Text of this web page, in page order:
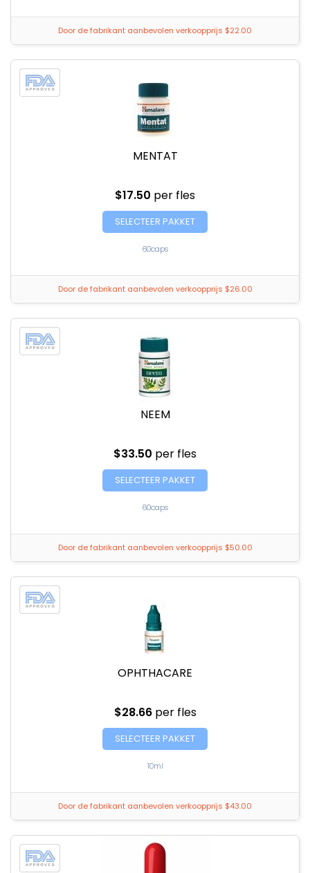
Door de fabrikant aanbevolen verkoopprijs $22.00
MENTAT
$17.50 per fles
SELECTEER PAKKET
60caps
Door de fabrikant aanbevolen verkoopprijs $26.00
NEEM
$33.50 per fles
SELECTEER PAKKET
60caps
Door de fabrikant aanbevolen verkoopprijs $50.00
OPHTHACARE
$28.66 per fles
SELECTEER PAKKET
10ml
Door de fabrikant aanbevolen verkoopprijs $43.00